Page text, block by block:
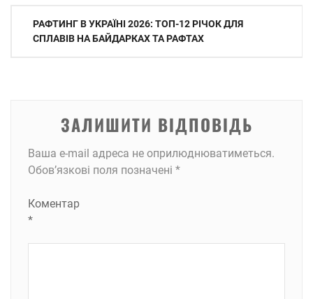
Навігація
записів
РАФТИНГ В УКРАЇНІ 2026: ТОП-12 РІЧОК ДЛЯ
СПЛАВІВ НА БАЙДАРКАХ ТА РАФТАХ
ЗАЛИШИТИ ВІДПОВІДЬ
Ваша e-mail адреса не оприлюднюватиметься.
Обов’язкові поля позначені *
Коментар
*